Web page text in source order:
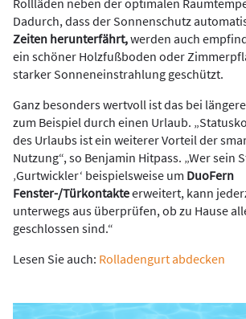
Rollläden neben der optimalen
Dadurch, dass der Sonnenschutz
Zeiten herunterfährt,werden auch
ein schöner Holzfußboden oder
starker Sonneneinstrahlung geschützt.
Ganz besonders wertvoll ist das bei
zum Beispiel durch einen Urlaub.
des Urlaubs ist ein weiterer Vorteil der
Nutzung“, so Benjamin Hitpass. „Wer sein
‚Gurtwickler‘ beispielsweise um DuoFern
Fenster-/Türkontakteerweitert, kann
unterwegs aus überprüfen, ob zu Hause
geschlossen sind.“
Lesen Sie auch: Rolladengurt abdecken